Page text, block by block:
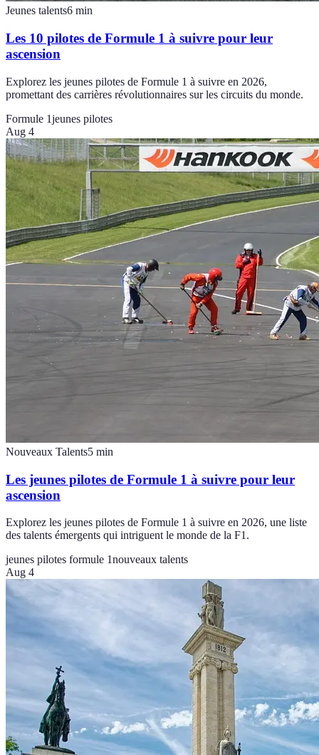
Jeunes talents6 min
Les 10 pilotes de Formule 1 à suivre pour leur
ascension
Explorez les jeunes pilotes de Formule 1 à suivre en 2026,
promettant des carrières révolutionnaires sur les circuits du monde.
Formule 1jeunes pilotes
Aug 4
Nouveaux Talents5 min
Les jeunes pilotes de Formule 1 à suivre pour leur
ascension
Explorez les jeunes pilotes de Formule 1 à suivre en 2026, une liste
des talents émergents qui intriguent le monde de la F1.
jeunes pilotes formule 1nouveaux talents
Aug 4